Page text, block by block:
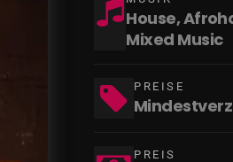
House,
Mixed Music
PREISE
PREIS